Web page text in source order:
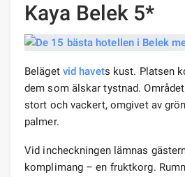
Kaya Belek 5*
Beläget vid havets kust. Platsen
dem som älskar tystnad.
stort och vackert, omgivet av
palmer.
Vid incheckningen lämnas
komplimang – en fruktkorg.